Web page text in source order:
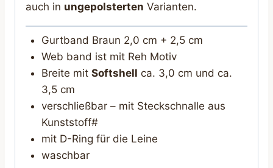
auch in ungepolsterten Varianten.
Gurtband Braun 2,0 cm + 2,5 cm
Web band ist mit Reh Motiv
Breite mit Softshell ca. 3,0 cm und ca.
3,5 cm
verschließbar – mit Steckschnalle aus
Kunststoff#
mit D-Ring für die Leine
waschbar